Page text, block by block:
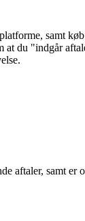
samt
at du "indgår
aftaler, samt er